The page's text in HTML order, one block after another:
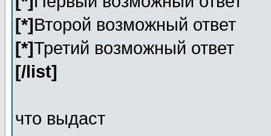
[*]Второй возможный ответ
[*]Третий возможный ответ
[/list]
что выдаст